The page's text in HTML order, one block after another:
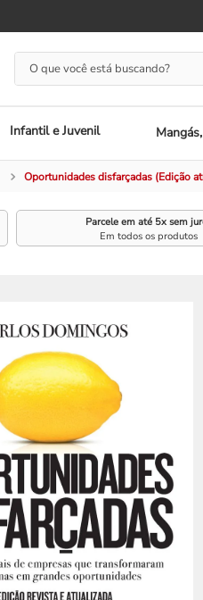
O que você está buscando?
Infantil e Juvenil
Oportunidades disfarçadas (Edição
Parcele em até 5x sem
Em todos os produtos